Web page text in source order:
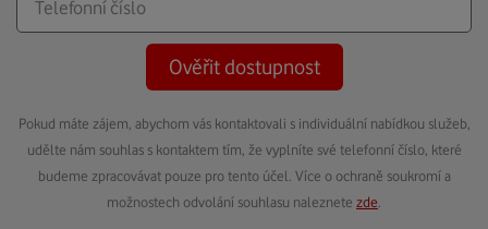
Ověřit dostupnost
Pokud máte zájem, abychom vás kontaktovali s individuální nabídkou služeb,
udělte nám souhlas s kontaktem tím, že vyplníte své telefonní číslo, které
budeme zpracovávat pouze pro tento účel. Více o ochraně soukromí a
možnostech odvolání souhlasu naleznete zde